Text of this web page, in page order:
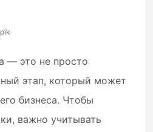
— это не просто
этап, который может
бизнеса. Чтобы
важно учитывать